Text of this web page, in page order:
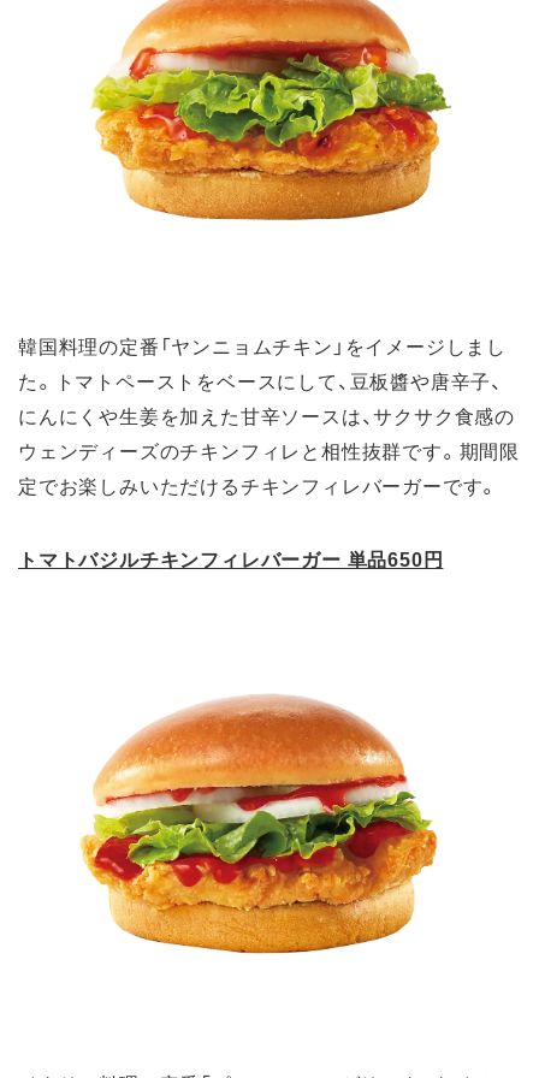
韓国料理の定番「ヤンニョムチキン」をイメージしまし
た。トマトペーストをベースにして、豆板醬や唐辛子、
にんにくや生姜を加えた甘辛ソースは、サクサク食感の
ウェンディーズのチキンフィレと相性抜群です。期間限
定でお楽しみいただけるチキンフィレバーガーです。
トマトバジルチキンフィレバーガー 単品650円